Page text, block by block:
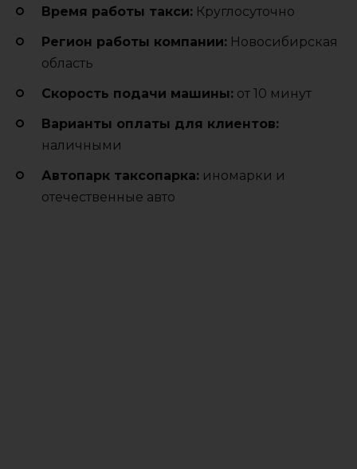
Время работы такси: Круглосуточно
Регион работы компании: Новосибирская
область
Cкорость подачи машины: от 10 минут
Варианты оплаты для клиентов:
наличными
Автопарк таксопарка: иномарки и
отечественные авто